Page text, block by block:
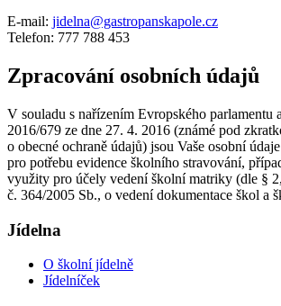
E-mail: jidelna@gastropanskapole.cz
Telefon: 777 788 453
Zpracování osobních údajů
V souladu s nařízením Evropského parlamentu
2016/679 ze dne 27. 4. 2016 (známé pod
o obecné ochraně údajů) jsou Vaše osobní
pro potřebu evidence školního stravování,
využity pro účely vedení školní matriky (dle §
č. 364/2005 Sb., o vedení dokumentace škol a
Jídelna
O školní jídelně
Jídelníček